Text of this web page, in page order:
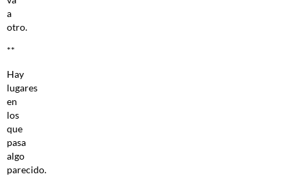
a
otro.
**
Hay
lugares
en
los
que
pasa
algo
parecido.